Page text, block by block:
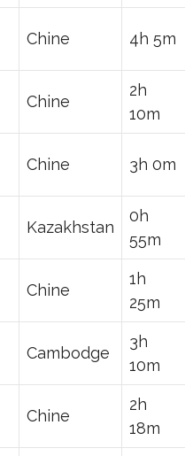
Chine 4h 5m
Chine
2h
10m
Chine 3h 0m
Kazakhstan
0h
55m
Chine
1h
25m
Cambodge
3h
10m
Chine
2h
18m